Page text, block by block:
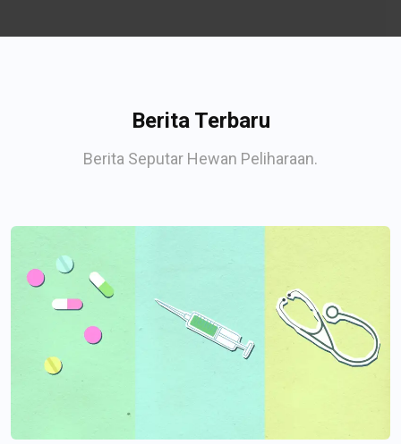
Berita Terbaru
Berita Seputar Hewan Peliharaan.